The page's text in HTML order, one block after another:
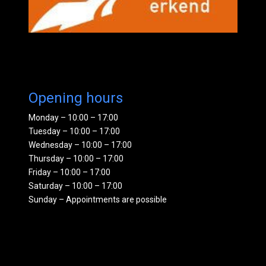
Opening hours
Monday – 10:00 – 17:00
Tuesday – 10:00 – 17:00
Wednesday – 10:00 – 17:00
Thursday – 10:00 – 17:00
Friday – 10:00 – 17:00
Saturday – 10:00 – 17:00
Sunday – Appointments are possible